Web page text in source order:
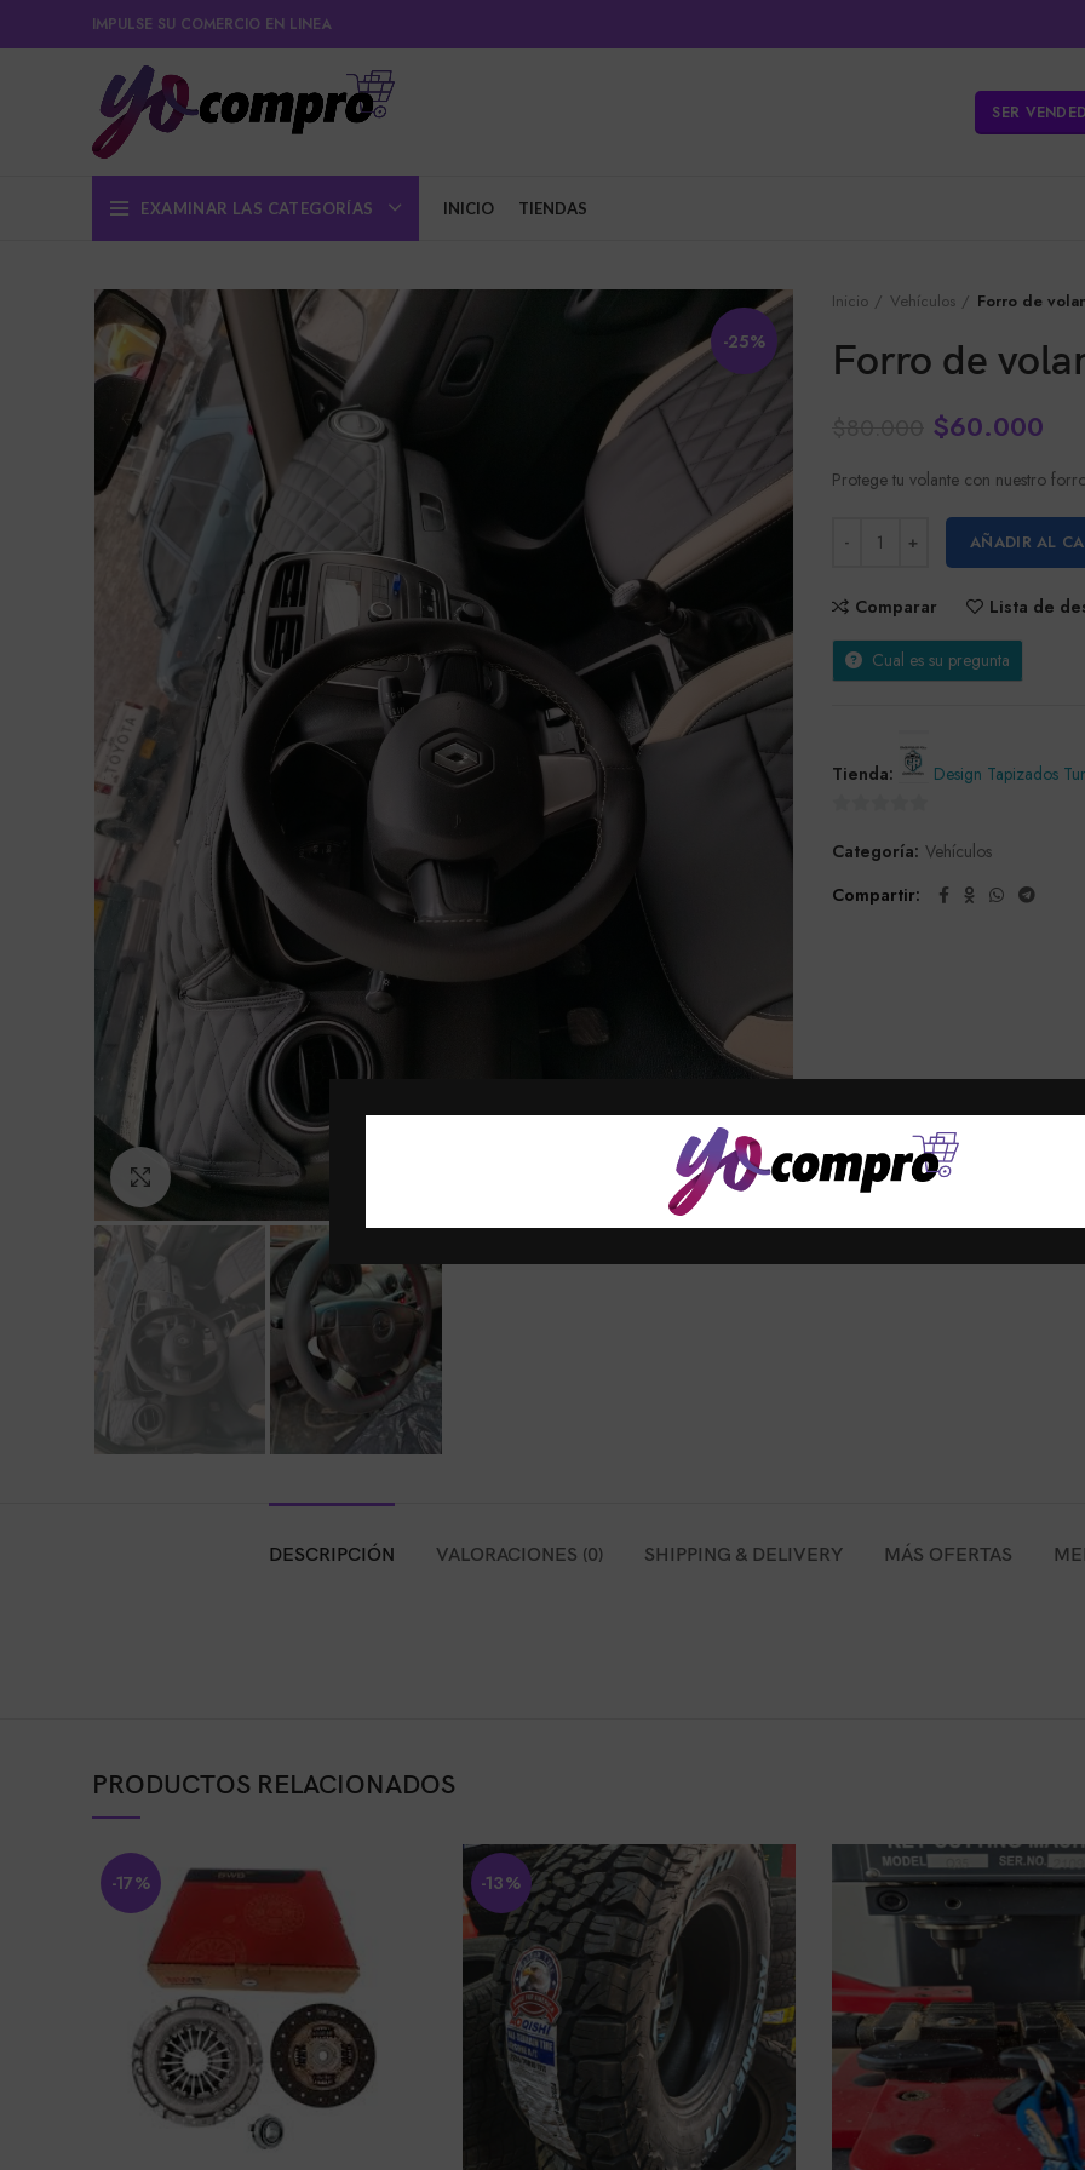
IMPULSE SU COMERCIO EN LINEA
SER
EXAMINAR LAS CATEGORÍAS INICIO TIENDAS
-25%
Click to enlarge
Inicio Vehículos Forro de
Forro de
$60.000
Protege tu volante con nuestro
AÑADIR AL
Comparar Lista de
Cual es su pregunta
Tienda: Design Tapizados
de
Categoría: Vehículos
Compartir
DESCRIPCIÓN VALORACIONES (0) SHIPPING & DELIVERY MÁS OFERTAS
PRODUCTOS RELACIONADOS
-17% -13%